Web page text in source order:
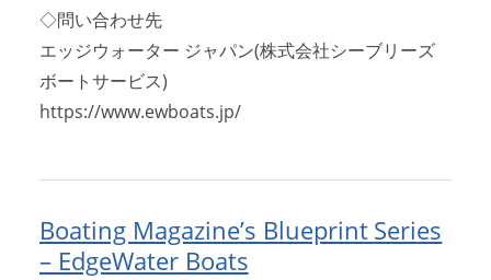
◇問い合わせ先
エッジウォーター ジャパン(株式会社シーブリーズ
ボートサービス)
https://www.ewboats.jp/
Boating Magazine’s Blueprint Series
– EdgeWater Boats